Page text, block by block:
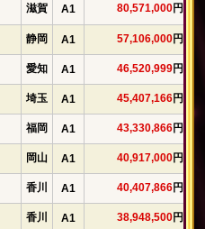
滋賀 A1 80,571,000円
静岡 A1 57,106,000円
愛知 A1 46,520,999円
埼玉 A1 45,407,166円
福岡 A1 43,330,866円
岡山 A1 40,917,000円
香川 A1 40,407,866円
香川 A1 38,948,500円